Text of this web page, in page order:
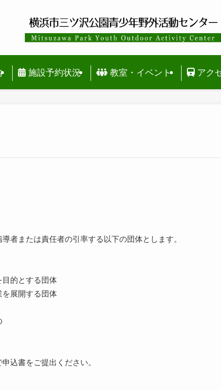
施設予約状況 教室・イベント アク
者または責任者の引率する以下の団体とします。
的とする団体
展開する団体
込書をご提出ください。